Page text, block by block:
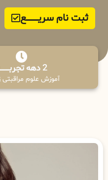
ثبت نام سریــــــــــــع
2 دهه تجربـــــــــه
آموزش علوم مراقبتی